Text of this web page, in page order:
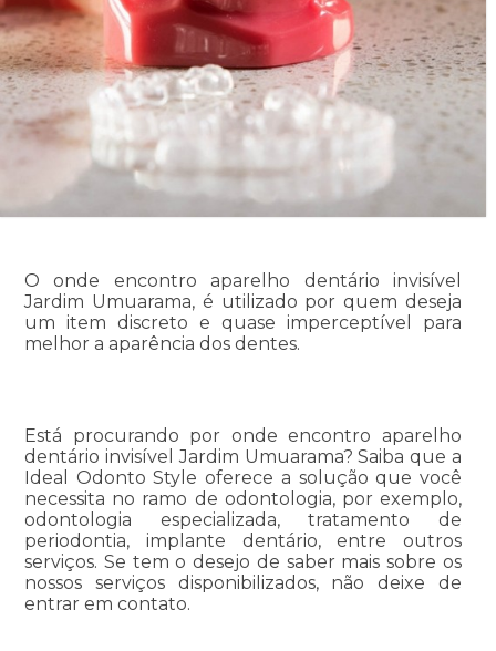
O onde encontro aparelho dentário invisível
Jardim Umuarama, é utilizado por quem deseja
um item discreto e quase imperceptível para
melhor a aparência dos dentes.
Está procurando por onde encontro aparelho
dentário invisível Jardim Umuarama? Saiba que a
Ideal Odonto Style oferece a solução que você
necessita no ramo de odontologia, por exemplo,
odontologia especializada, tratamento de
periodontia, implante dentário, entre outros
serviços. Se tem o desejo de saber mais sobre os
nossos serviços disponibilizados, não deixe de
entrar em contato.